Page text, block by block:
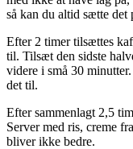
så kan du altid sætte
Efter 2 timer tilsættes
til. Tilsæt den sidste
videre i små 30
det til.
Efter sammenlagt 2,5
Server med ris, creme
bliver ikke bedre.